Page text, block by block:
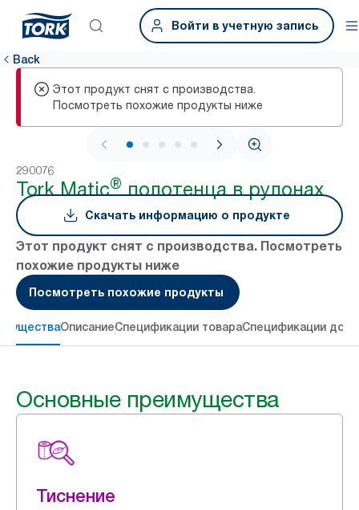
Войти в учетную запись
Back
Этот продукт снят с производства.
Посмотреть похожие продукты ниже
1 / 6
290076
Tork Matic®полотенца в рулонах
Скачать информацию о продукте
Этот продукт снят с производства. Посмотреть
похожие продукты ниже
Посмотреть похожие продукты
ОписаниеСпецификации товараСпецификации
Основные преимущества
Тиснение